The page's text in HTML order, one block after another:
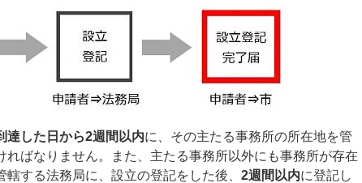
達した日から2週間以内に、その主たる事務所の所在地を管
ばなりません。また、主たる事務所以外にも事務所が存在
する法務局に、設立の登記をした後、 2週間以内に登記し